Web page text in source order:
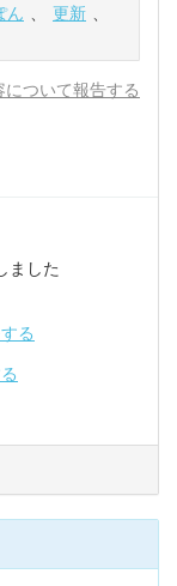
ん 、 更新 、
について報告する
ました
る